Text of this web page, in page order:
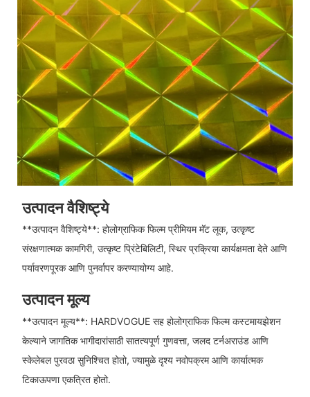
उत्पादन वैशिष्ट्ये
**उत्पादन वैशिष्ट्ये**: होलोग्राफिक फिल्म प्रीमियम मॅट लूक, उत्कृष्ट
संरक्षणात्मक कामगिरी, उत्कृष्ट प्रिंटेबिलिटी, स्थिर प्रक्रिया कार्यक्षमता देते आणि
पर्यावरणपूरक आणि पुनर्वापर करण्यायोग्य आहे.
उत्पादन मूल्य
**उत्पादन मूल्य**: HARDVOGUE सह होलोग्राफिक फिल्म कस्टमायझेशन
केल्याने जागतिक भागीदारांसाठी सातत्यपूर्ण गुणवत्ता, जलद टर्नअराउंड आणि
स्केलेबल पुरवठा सुनिश्चित होतो, ज्यामुळे दृश्य नवोपक्रम आणि कार्यात्मक
टिकाऊपणा एकत्रित होतो.